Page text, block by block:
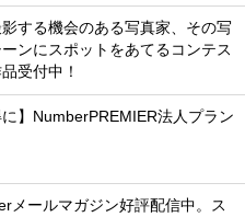
する機会のある写真家、その写
ンにスポットをあてるコンテス
受付中！
に】NumberPREMIER法人プラン
メールマガジン好評配信中。ス